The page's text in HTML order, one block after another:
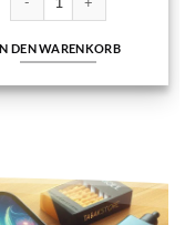
€14,10
WEITERLESEN